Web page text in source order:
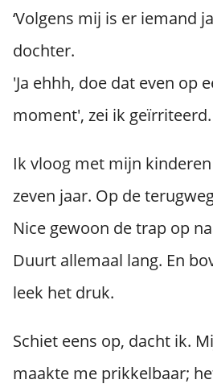
‘Volgens mij is er iemand
dochter.
'Ja ehhh, doe dat even op
moment', zei ik geïrriteerd.
Ik vloog met mijn
zeven jaar. Op de
Nice gewoon de trap op
Duurt allemaal lang. En
leek het druk.
Schiet eens op, dacht ik.
maakte me prikkelbaar;